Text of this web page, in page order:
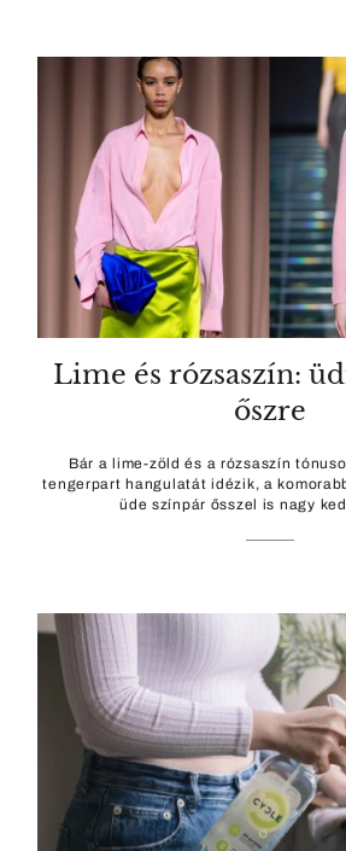
Lime és rózsaszín:
őszre
Bár a lime-zöld és a rózsaszín
tengerpart hangulatát idézik, a
üde színpár ősszel is nagy